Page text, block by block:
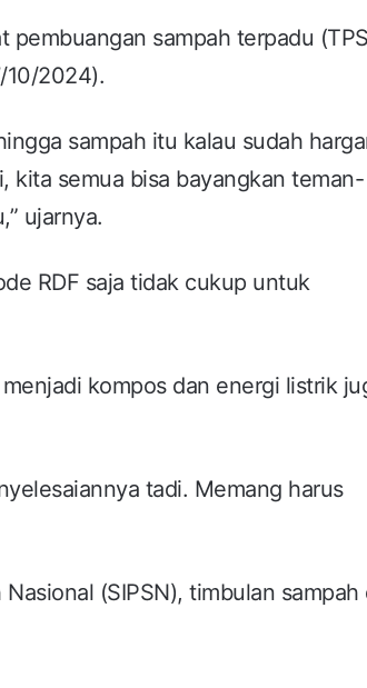
sampah terpadu
10/2024).
sampah itu kalau sudah
kita semua bisa bayangkan teman-
ujarnya.
RDF saja tidak cukup untuk
kompos dan energi listrik
tadi. Memang harus
(SIPSN), timbulan sampah